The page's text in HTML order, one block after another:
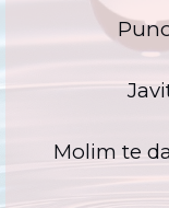
Molim te